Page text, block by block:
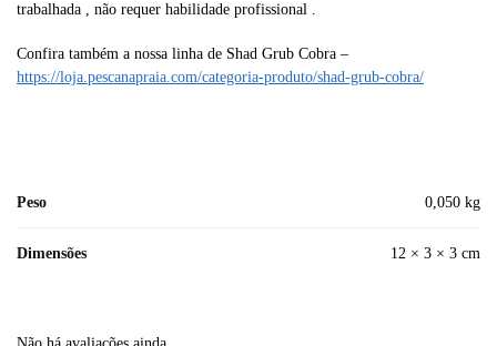
trabalhada , não requer habilidade profissional .
Confira também a nossa linha de Shad Grub Cobra –
https://loja.pescanapraia.com/categoria-produto/shad-grub-cobra/
Peso 0,050 kg
Dimensões 12 × 3 × 3 cm